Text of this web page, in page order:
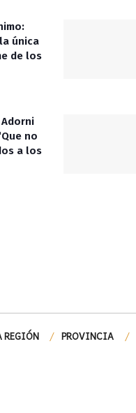
única
de los
no
a los
REGIÓN PROVINCIA